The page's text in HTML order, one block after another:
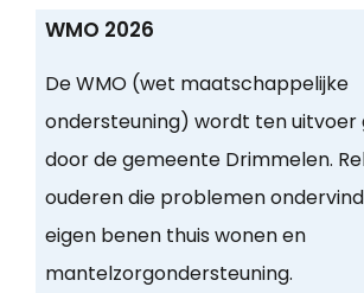
WMO 2026
De WMO (wet maatschappelijke
ondersteuning) wordt ten
door de gemeente Drimmelen.
ouderen die problemen
eigen benen thuis wonen en
mantelzorgondersteuning.